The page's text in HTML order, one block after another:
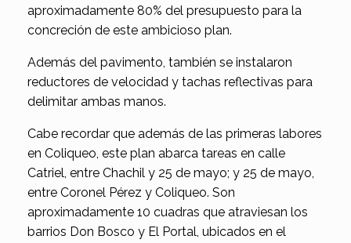
aproximadamente 80% del presupuesto para la
concreción de este ambicioso plan.
Además del pavimento, también se instalaron
reductores de velocidad y tachas reflectivas para
delimitar ambas manos.
Cabe recordar que además de las primeras labores
en Coliqueo, este plan abarca tareas en calle
Catriel, entre Chachil y 25 de mayo; y 25 de mayo,
entre Coronel Pérez y Coliqueo. Son
aproximadamente 10 cuadras que atraviesan los
barrios Don Bosco y El Portal, ubicados en el